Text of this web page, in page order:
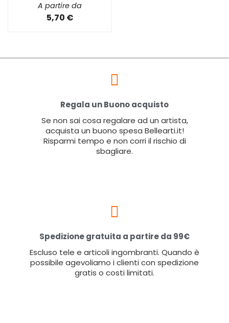
A partire da
5,70 €
Regala un Buono acquisto
Se non sai cosa regalare ad un artista,
acquista un buono spesa Bellearti.it!
Risparmi tempo e non corri il rischio di
sbagliare.
Spedizione gratuita a partire da 99€
Escluso tele e articoli ingombranti. Quando è
possibile agevoliamo i clienti con spedizione
gratis o costi limitati.